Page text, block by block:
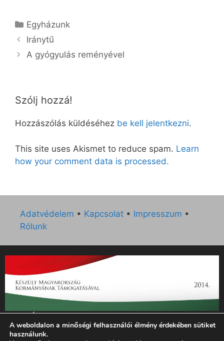
Kategória
Egyházunk
Iránytű
A gyógyulás reményével
Szólj hozzá!
Hozzászólás küldéséhez be kell jelentkezni.
This site uses Akismet to reduce spam. Learn
how your comment data is processed.
Adatvédelem • Kapcsolat • Impresszum •
Rólunk
„Az Új Ember katolikus hetilap 2014. évi működésének
támogatását az EGYH-KCP-14-P-0121 sz. támogatási
szerződés keretében 3 000 000 Ft összegben támogatta az
A weboldalon a minőségi felhasználói élmény érdekében sütiket
használunk.